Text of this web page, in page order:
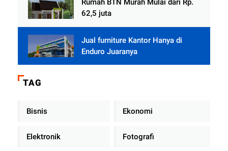
Rumah BTN Murah Mulai dari Rp.
62,5 juta
Jual furniture Kantor Hanya di
Enduro Juaranya
TAG
Bisnis Ekonomi
Elektronik Fotografi